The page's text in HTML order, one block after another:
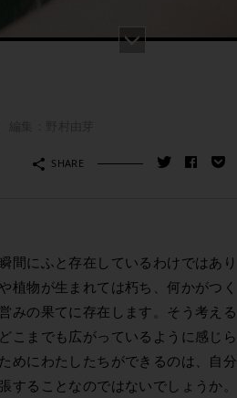
SHARE
間にふと存在しているわけではあり
植物が生まれては朽ち、何かがつく
みの果てに存在します。そう考える
こまでも広がっているように感じら
めにわたしたちができるのは、自分
ることなのではないでしょうか。